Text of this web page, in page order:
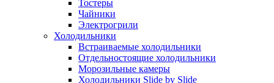
Тостеры
Чайники
Электрогрили
Холодильники
Встраиваемые холодильники
Отдельностоящие холодильники
Морозильные камеры
Холодильники Slide by Slide